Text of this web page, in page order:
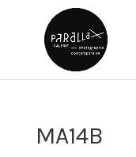
MA14B